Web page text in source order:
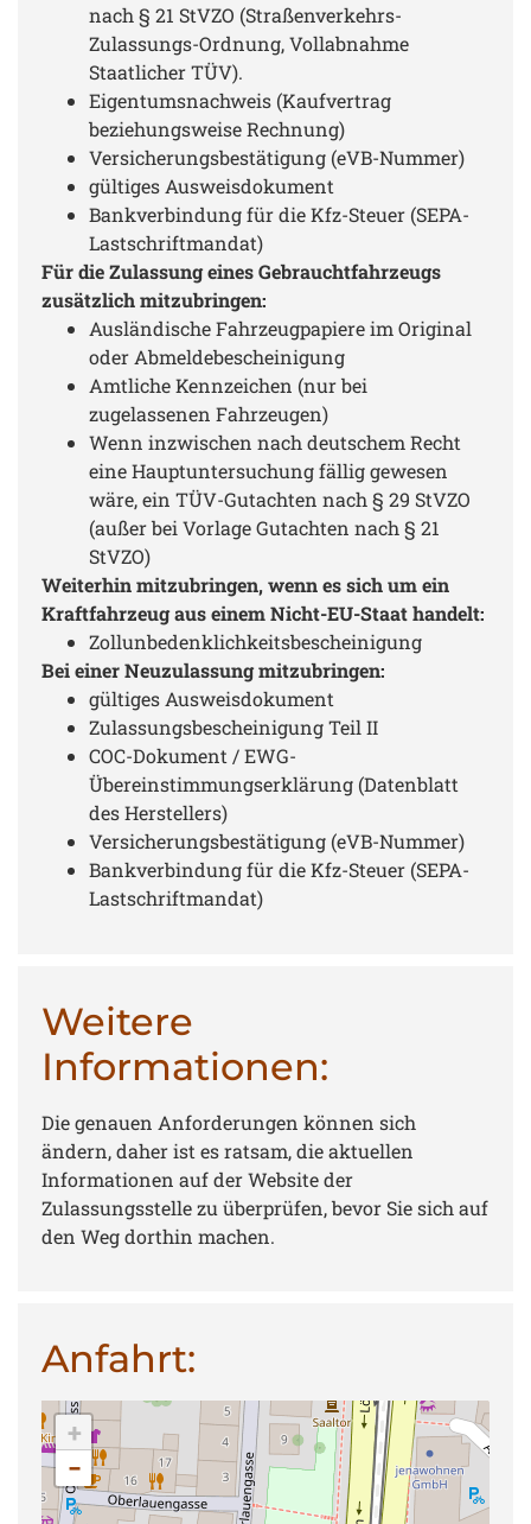
nach § 21 StVZO (Straßenverkehrs-
Zulassungs-Ordnung, Vollabnahme
Staatlicher TÜV).
Eigentumsnachweis (Kaufvertrag
beziehungsweise Rechnung)
Versicherungsbestätigung (eVB-Nummer)
gültiges Ausweisdokument
Bankverbindung für die Kfz-Steuer (SEPA-
Lastschriftmandat)
Für die Zulassung eines Gebrauchtfahrzeugs
zusätzlich mitzubringen:
Ausländische Fahrzeugpapiere im Original
oder Abmeldebescheinigung
Amtliche Kennzeichen (nur bei
zugelassenen Fahrzeugen)
Wenn inzwischen nach deutschem Recht
eine Hauptuntersuchung fällig gewesen
wäre, ein TÜV-Gutachten nach § 29 StVZO
(außer bei Vorlage Gutachten nach § 21
StVZO)
Weiterhin mitzubringen, wenn es sich um ein
Kraftfahrzeug aus einem Nicht-EU-Staat handelt:
Zollunbedenklichkeitsbescheinigung
Bei einer Neuzulassung mitzubringen:
gültiges Ausweisdokument
Zulassungsbescheinigung Teil II
COC-Dokument / EWG-
Übereinstimmungserklärung (Datenblatt
des Herstellers)
Versicherungsbestätigung (eVB-Nummer)
Bankverbindung für die Kfz-Steuer (SEPA-
Lastschriftmandat)
Weitere
Informationen:
Die genauen Anforderungen können sich
ändern, daher ist es ratsam, die aktuellen
Informationen auf der Website der
Zulassungsstelle zu überprüfen, bevor Sie sich auf
den Weg dorthin machen.
Anfahrt:
+
−